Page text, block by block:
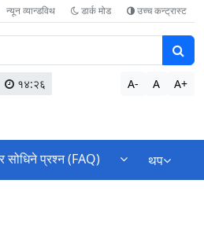
न्यून व्यान्डविथ डार्क मोड उच्च कन्ट्रास्ट
१४:२६ A- A A+
सोधिने प्रश्‍न (FAQ) थप